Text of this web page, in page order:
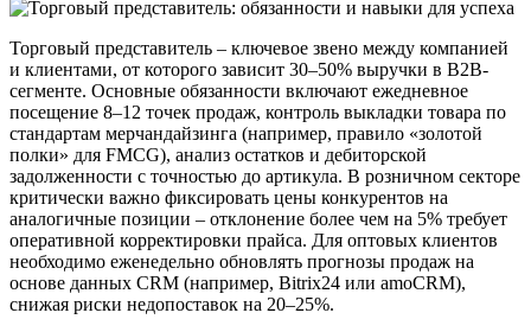
Торговый представитель – ключевое звено между компанией
и клиентами, от которого зависит 30–50% выручки в B2B-
сегменте. Основные обязанности включают ежедневное
посещение 8–12 точек продаж, контроль выкладки товара по
стандартам мерчандайзинга (например, правило «золотой
полки» для FMCG), анализ остатков и дебиторской
задолженности с точностью до артикула. В розничном секторе
критически важно фиксировать цены конкурентов на
аналогичные позиции – отклонение более чем на 5% требует
оперативной корректировки прайса. Для оптовых клиентов
необходимо еженедельно обновлять прогнозы продаж на
основе данных CRM (например, Bitrix24 или amoCRM),
снижая риски недопоставок на 20–25%.